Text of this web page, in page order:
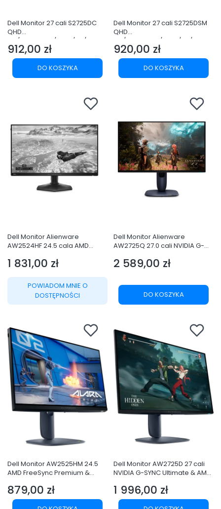
Dell Monitor 27 cali S2725DC
QHD
IPS/2560x1440/HDMI/DP/3Y
Cena
912,00 zł
DO KOSZYKA
Dell Monitor 27 cali S2725DSM
QHD
IPS/2560x1440/HDMI/DP/3Y
Cena
920,00 zł
DO KOSZYKA
Dell Monitor Alienware
AW2524HF 24.5 cala AMD
HD
3Y AES&PPE
Cena
1 831,00 zł
POWIADOM MNIE O
DOSTĘPNOŚCI
Dell Monitor Alienware
AW2725Q 27.0 cali NVIDIA G-
240Hz/
Cena
2 589,00 zł
DO KOSZYKA
Dell Monitor AW2525HM 24.5
AMD FreeSync Premium &
320Hz Full HD
(1920x1080)/16:9/DP/2xHDMI/US
Cena
879,00 zł
Dell Monitor AW2725D 27 cali
NVIDIA G-SYNC Ultimate & AMD
QHD
(2560x1440)/16:9/DP/HDMI/USB
Cena
1 996,00 zł